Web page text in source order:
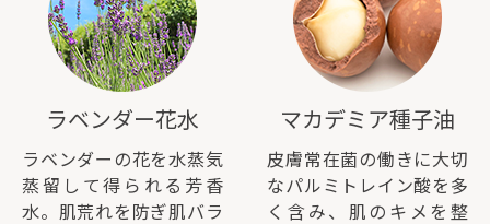
ラベンダー花水
ラベンダーの花を水蒸気
蒸留して得られる芳香
水。肌荒れを防ぎ肌バラ
マカデミア種子油
皮膚常在菌の働きに大切
なパルミトレイン酸を多
く含み、肌のキメを整